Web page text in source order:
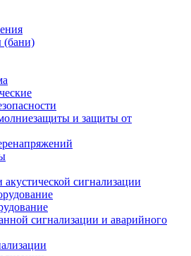
(бани)
и защиты от
акустической сигнализации
сигнализации и аварийного